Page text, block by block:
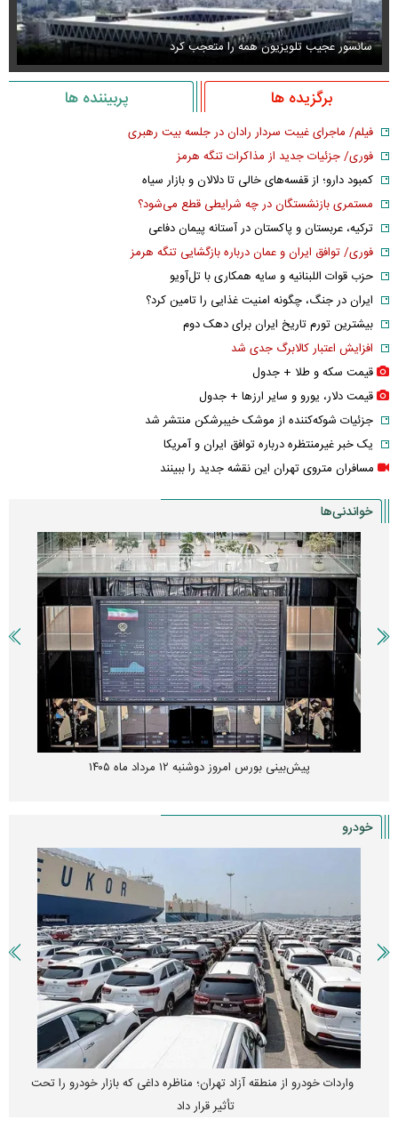
سانسور عجیب تلویزیون همه را متعجب کرد
برگزیده ها پربیننده ها
فیلم/ ماجرای غیبت سردار رادان در جلسه بیت رهبری
فوری/ جزئیات جدید از مذاکرات تنگه هرمز
کمبود دارو؛ از قفسه‌های خالی تا دلالان و بازار سیاه
مستمری بازنشستگان در چه شرایطی قطع می‌شود؟
ترکیه، عربستان و پاکستان در آستانه پیمان دفاعی
فوری/ توافق ایران و عمان درباره بازگشایی تنگه هرمز
حزب قوات اللبنانیه و سایه همکاری با تل‌آویو
ایران در جنگ، چگونه امنیت غذایی را تامین کرد؟
بیشترین تورم تاریخ ایران برای دهک دوم
افزایش اعتبار کالابرگ جدی شد
قیمت سکه و طلا + جدول
قیمت دلار، یورو و سایر ارز‌ها + جدول
جزئیات شوکه‌کننده از موشک خیبرشکن منتشر شد
یک خبر غیرمنتظره درباره توافق ایران و آمریکا
مسافران متروی تهران این نقشه جدید را ببینند
خواندنی‌ها
پیش‌بینی بورس امروز دوشنبه ۱۲ مرداد ماه ۱۴۰۵
خودرو
واردات خودرو از منطقه آزاد تهران؛ مناظره داغی که بازار خودرو را تحت
تأثیر قرار داد